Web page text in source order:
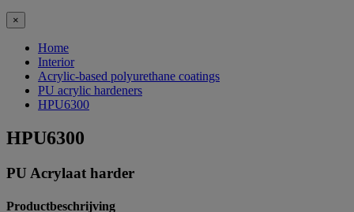
×
Home
Interior
Acrylic-based polyurethane coatings
PU acrylic hardeners
HPU6300
HPU6300
PU Acrylaat harder
Productbeschrijving